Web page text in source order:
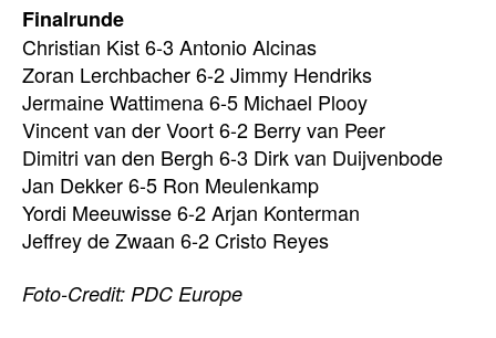
Finalrunde
Christian Kist 6-3 Antonio Alcinas
Zoran Lerchbacher 6-2 Jimmy Hendriks
Jermaine Wattimena 6-5 Michael Plooy
Vincent van der Voort 6-2 Berry van Peer
Dimitri van den Bergh 6-3 Dirk van Duijvenbode
Jan Dekker 6-5 Ron Meulenkamp
Yordi Meeuwisse 6-2 Arjan Konterman
Jeffrey de Zwaan 6-2 Cristo Reyes
Foto-Credit: PDC Europe